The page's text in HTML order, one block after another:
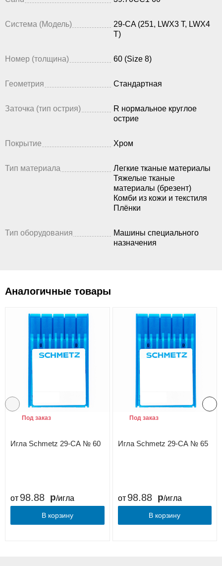
Система (Модель)
29-CA (251, LWX3 T, LWX4
T)
Номер (толщина) 60 (Size 8)
Геометрия Стандартная
Заточка (тип острия)
R нормальное круглое
острие
Покрытие Хром
Тип материала
Легкие тканые материалы
Тяжелые тканые
материалы (брезент)
Комби из кожи и текстиля
Плёнки
Тип оборудования
Машины специального
назначения
Аналогичные товары
Игла Schmetz 29-CA № 60
Под заказ
от 98.88 /игла
В корзину
Игла Schmetz 29-CA № 65
Под заказ
от 98.88 /игла
В корзину